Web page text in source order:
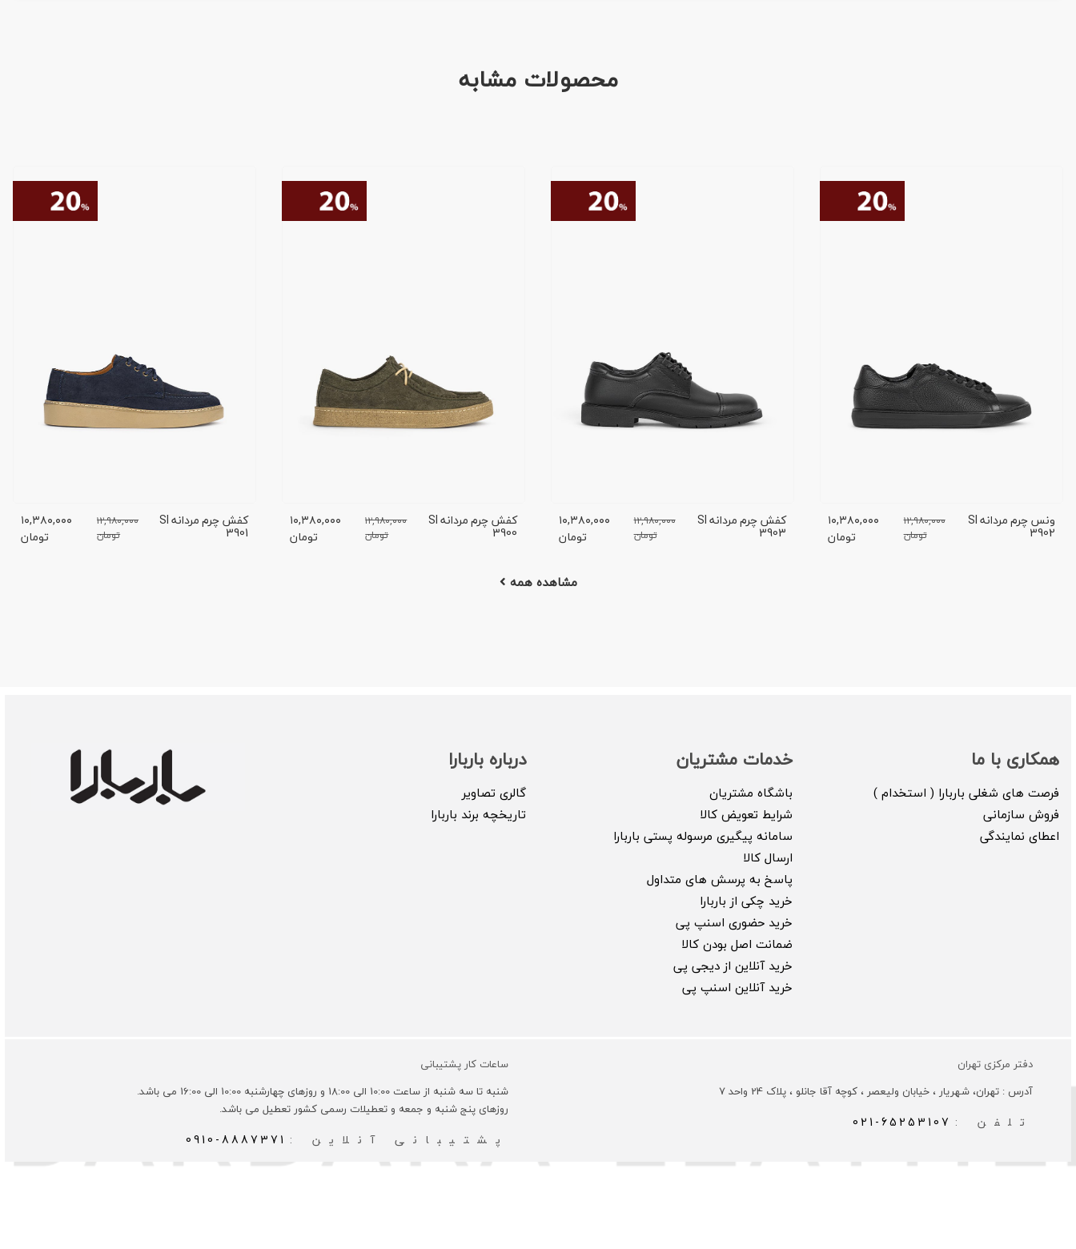
محصولات مشابه
ونس چرم مردانه SI
3902
۱۲,۹۸۰,۰۰۰
تومان
۱۰,۳۸۰,۰۰۰
تومان
کفش چرم مردانه SI
3903
۱۲,۹۸۰,۰۰۰
تومان
۱۰,۳۸۰,۰۰۰
تومان
کفش چرم مردانه SI
3900
۱۲,۹۸۰,۰۰۰
تومان
۱۰,۳۸۰,۰۰۰
تومان
کفش چرم مردانه SI
3901
۱۲,۹۸۰,۰۰۰
تومان
۱۰,۳۸۰,۰۰۰
تومان
مشاهده همه
همکاری با ما
فرصت های شغلی باربارا ( استخدام )
فروش سازمانی
اعطای نمایندگی
خدمات مشتریان
باشگاه مشتریان
شرایط تعویض کالا
سامانه پیگیری مرسوله پستی باربارا
ارسال کالا
پاسخ به پرسش های متداول
خرید چکی از باربارا
خرید حضوری اسنپ پی
ضمانت اصل بودن کالا
خرید آنلاین از دیجی پی
خرید آنلاین اسنپ پی
درباره باربارا
گالری تصاویر
تاریخچه برند باربارا
دفتر مرکزی تهران
آدرس : تهران، شهریار ، خیابان ولیعصر ، کوچه آقا جانلو ، پلاک 24 واحد 7
تلفن : 021-65253107
ساعات کار پشتیبانی
شنبه تا سه شنبه از ساعت 10:00 الی 18:00 و روزهای چهارشنبه 10:00 الی 16:00 می باشد.
روزهای پنج شنبه و جمعه و تعطیلات رسمی کشور تعطیل می باشد.
پشتیبانی آنلاین : 0910-8887371